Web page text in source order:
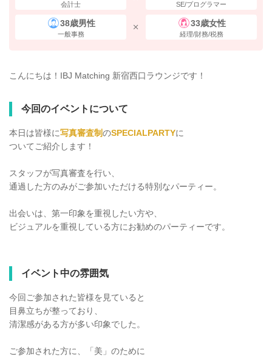
会計士 SE/プログラマー
38歳男性
一般事務
33歳女性
経理/財務/税務
こんにちは！IBJ Matching 新宿西口ラウンジです！
今回のイベントについて
本日は皆様に写真審査制のSPECIALPARTYに
ついてご紹介します！
スタッフが写真審査を行い、
通過した方のみがご参加いただける特別なパーティー。
出会いは、第一印象を重視したい方や、
ビジュアルを重視している方にお勧めのパーティーです。
イベント中の雰囲気
今回ご参加された皆様を見ていると
目鼻立ちが整っており、
清潔感がある方が多い印象でした。
ご参加された方に、「美」のために